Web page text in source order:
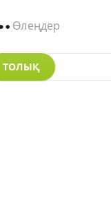
Өлеңдер
ТОЛЫҚ